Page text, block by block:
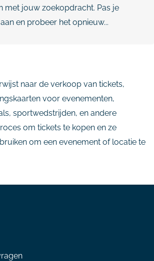
met jouw zoekopdracht. Pas je
en probeer het opnieuw...
naar de verkoop van tickets,
voor evenementen,
sportwedstrijden, en andere
om tickets te kopen en ze
om een evenement of locatie te